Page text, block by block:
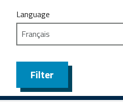
Language
Filter